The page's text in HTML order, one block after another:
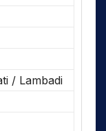
/ Lambadi